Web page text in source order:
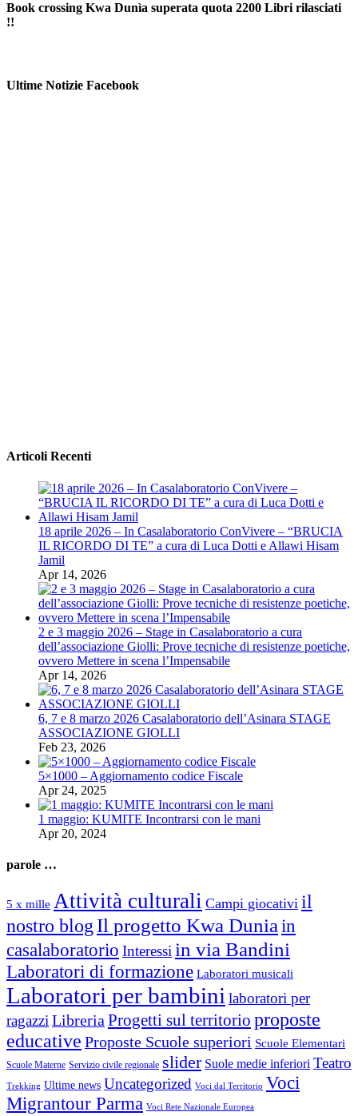
Book crossing Kwa Dunìa superata quota 2200 Libri rilasciati
!!
Ultime Notizie Facebook
Articoli Recenti
18 aprile 2026 – In Casalaboratorio ConVivere – “BRUCIA
IL RICORDO DI TE” a cura di Luca Dotti e Allawi Hisam
Jamil
Apr 14, 2026
2 e 3 maggio 2026 – Stage in Casalaboratorio a cura
dell’associazione Giolli: Prove tecniche di resistenze poetiche,
ovvero Mettere in scena l’Impensabile
Apr 14, 2026
6, 7 e 8 marzo 2026 Casalaboratorio dell’Asinara STAGE
ASSOCIAZIONE GIOLLI
Feb 23, 2026
5×1000 – Aggiornamento codice Fiscale
Apr 24, 2025
1 maggio: KUMITE Incontrarsi con le mani
Apr 20, 2024
parole …
5 x mille Attività culturali Campi giocativi il
nostro blog Il progetto Kwa Duniain
casalaboratorio Interessi in via Bandini
Laboratori di formazione Laboratori musicali
Laboratori per bambini laboratori per
ragazzi Libreria Progetti sul territorio proposte
educative Proposte Scuole superiori Scuole Elementari
Scuole Materne Servizio civile regionale slider Suole medie inferiori Teatro
Trekking Ultime news Uncategorized Voci dal Territorio Voci
Migrantour Parma Voci Rete Nazionale Europea